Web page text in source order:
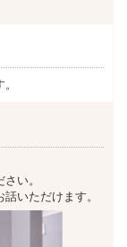
い。
いただけます。